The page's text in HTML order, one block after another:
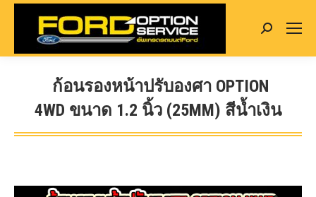
Search:
ก้อนรองหน้าปรับองศา OPTION
4WD ขนาด 1.2 นิ้ว (25MM) สีน้ำเงิน
You are here: